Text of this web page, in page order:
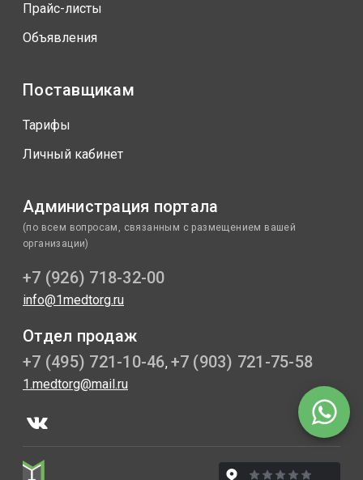
Прайс-листы
Объявления
Поставщикам
Тарифы
Личный кабинет
Администрация портала
(по всем вопросам, связанным с размещением вашей
организации)
+7 (926) 718-32-00
info@1medtorg.ru
Отдел продаж
+7 (495) 721-10-46, +7 (903) 721-75-58
1.medtorg@mail.ru